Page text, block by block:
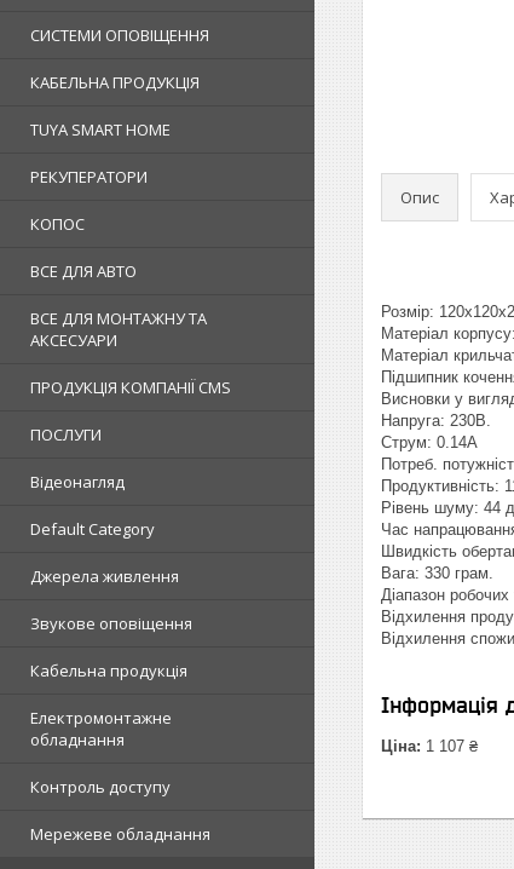
СИСТЕМИ ОПОВІЩЕННЯ
КАБЕЛЬНА ПРОДУКЦІЯ
TUYA SMART HOME
РЕКУПЕРАТОРИ
КОПОС
ВСЕ ДЛЯ АВТО
ВСЕ ДЛЯ МОНТАЖНУ ТА
АКСЕСУАРИ
ПРОДУКЦІЯ КОМПАНІЇ CMS
ПОСЛУГИ
Відеонагляд
Default Category
Джерела живлення
Звукове оповіщення
Кабельна продукція
Електромонтажне
обладнання
Контроль доступу
Мережеве обладнання
Опис
Розмір:
Maтеріал
Maтеріал
Підшипник
Висновки у
Напруга: 230В.
Струм: 0.14А
Потреб.
Продуктивність:
Рівень шуму: 44
Час
Швидкість
Вага: 330 грам.
Діапазон
Відхилення
Відхилення
Інформація
Ціна: 1 107 ₴